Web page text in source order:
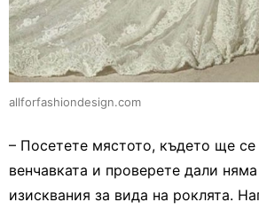
allforfashiondesign.com
– Посетете мястото, където ще
венчавката и проверете дали
изисквания за вида на роклята.